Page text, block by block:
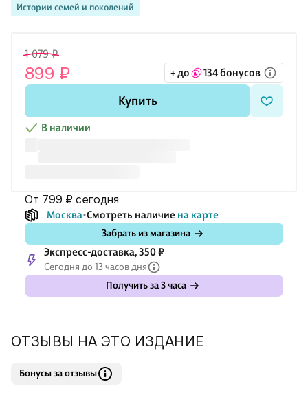
Истории семей и поколений
де Бальзака. Особенное место в сердце и творчестве автора
Лев Толстой, Николай Гоголь, Антон Чехов. Самое известное,
пожалуй, произведение Анри Труайя — трилогия об
Эглетьерах, давно ставшая классикой,
1 079 ₽
899 ₽ + до 134 бонусов
Купить
В наличии
от 799 ₽ сегодня
Москва Смотреть наличие на карте
Забрать из магазина
Экспресс-доставка, 350 ₽
Сегодня до 13 часов дня
Получить за 3 часа
ОТЗЫВЫ НА ЭТО ИЗДАНИЕ
Бонусы за отзывы